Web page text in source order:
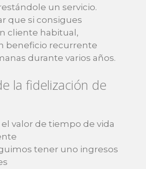
un servicio.
que si consigues
cliente habitual,
beneficio recurrente
durante varios años.
la fidelización de
el valor de tiempo de vida
tener uno ingresos